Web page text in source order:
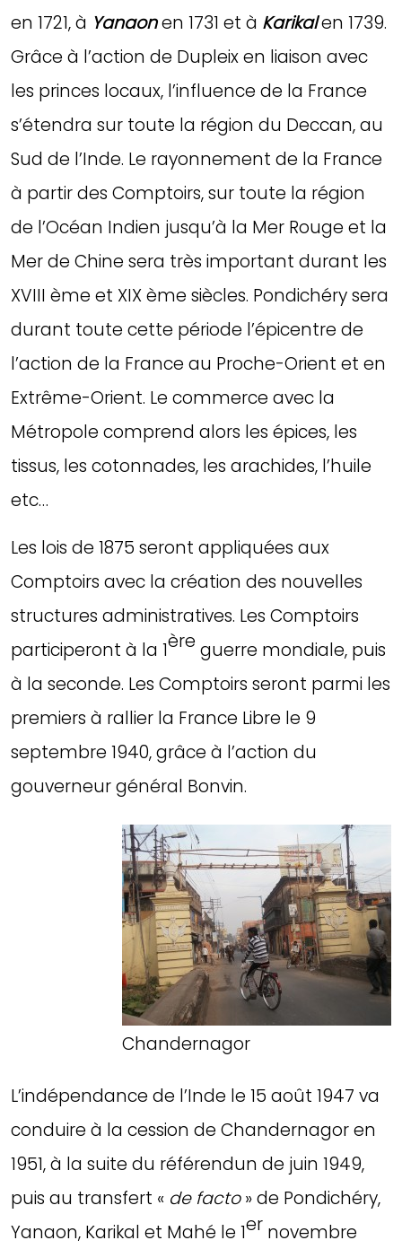
en 1721, à Yanaonen 1731 et à Karikalen 1739.
Grâce à l’action de Dupleix en liaison avec
les princes locaux, l’influence de la France
s’étendra sur toute la région du Deccan, au
Sud de l’Inde. Le rayonnement de la France
à partir des Comptoirs, sur toute la région
de l’Océan Indien jusqu’à la Mer Rouge et la
Mer de Chine sera très important durant les
XVIII ème et XIX ème siècles. Pondichéry sera
durant toute cette période l’épicentre de
l’action de la France au Proche-Orient et en
Extrême-Orient. Le commerce avec la
Métropole comprend alors les épices, les
tissus, les cotonnades, les arachides, l’huile
etc…
Les lois de 1875 seront appliquées aux
Comptoirs avec la création des nouvelles
structures administratives. Les Comptoirs
participeront à la 1ère guerre mondiale, puis
à la seconde. Les Comptoirs seront parmi les
premiers à rallier la France Libre le 9
septembre 1940, grâce à l’action du
gouverneur général Bonvin.
Chandernagor
L’indépendance de l’Inde le 15 août 1947 va
conduire à la cession de Chandernagor en
1951, à la suite du référendun de juin 1949,
puis au transfert « de facto» de Pondichéry,
Yanaon, Karikal et Mahé le 1er novembre